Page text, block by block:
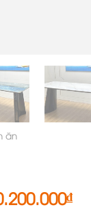
ăn
₫Giá